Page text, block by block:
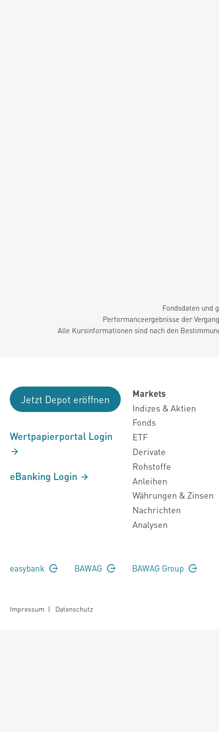
Fondsdaten und
Performanceergebnisse der
Alle Kursinformationen sind nach den
Jetzt Depot eröffnen
Wertpapierportal Login
eBanking Login
Markets
Indizes & Aktien
Fonds
ETF
Derivate
Rohstoffe
Anleihen
Währungen & Zinsen
Nachrichten
Analysen
easybank BAWAG BAWAG Group
Impressum | Datenschutz